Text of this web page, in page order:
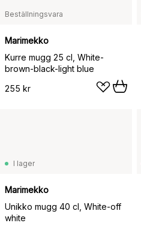
Beställningsvara
Marimekko
Kurre mugg 25 cl, White-
brown-black-light blue
255 kr
I lager
Marimekko
Unikko mugg 40 cl, White-off
white